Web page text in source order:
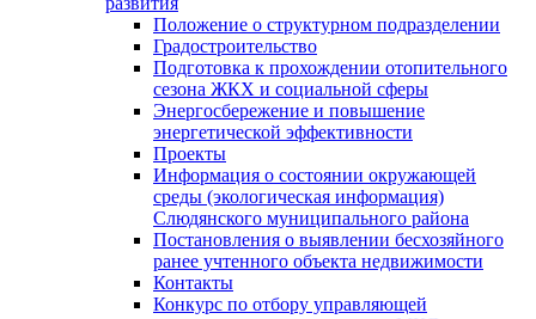
Положение о структурном подразделении
Градостроительство
Подготовка к прохождении отопительного
сезона ЖКХ и социальной сферы
Энергосбережение и повышение
энергетической эффективности
Проекты
Информация о состоянии окружающей
среды (экологическая информация)
Слюдянского муниципального района
Постановления о выявлении бесхозяйного
ранее учтенного объекта недвижимости
Контакты
Конкурс по отбору управляющей